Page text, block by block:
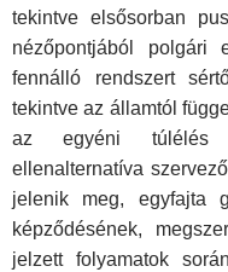
tekintve elsősorban
nézőpontjából polgári
fennálló rendszert
tekintve az államtól
az egyéni túlélés
ellenalternatíva
jelenik meg, egyfajta
képződésének,
jelzett folyamatok